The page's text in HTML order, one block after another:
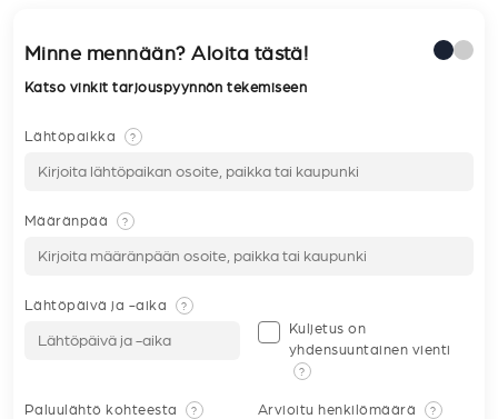
Minne mennään? Aloita tästä!
Katso vinkit tarjouspyynnön tekemiseen
Lähtöpaikka ?
Määränpää ?
Lähtöpäivä ja -aika ?
Kuljetus on
yhdensuuntainen vienti
?
Paluulähtö kohteesta ? Arvioitu henkilömäärä ?